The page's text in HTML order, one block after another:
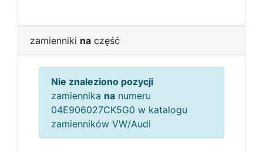
zamienniki na część
Nie znaleziono pozycji
zamiennika na numeru
04E906027CK5G0 w katalogu
zamienników VW/Audi